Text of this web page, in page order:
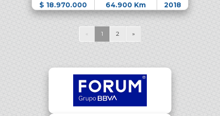
$ 18.970.000 64.900 Km 2018
« 1 2 »